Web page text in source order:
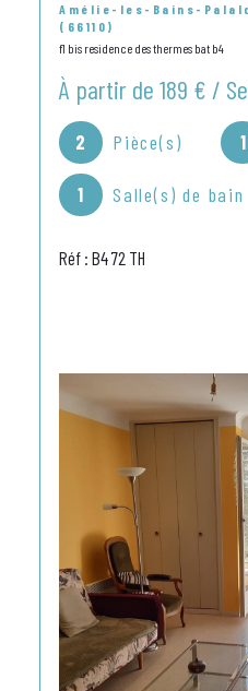
Amélie-les-Bains-Palalda
(66110)
f1 bis residence des thermes bat b4
À partir de 189 € /
2 Pièce(s) 1
1 Salle(s) de bain
Réf : B4 72 TH